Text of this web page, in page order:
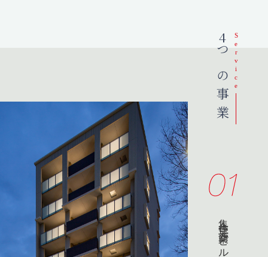
Service
4つの事業
集合住宅・商業ビル